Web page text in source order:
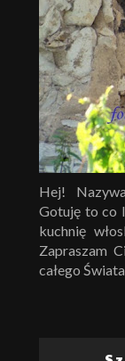
Hej!
Gotuję to co
kuchnię
Zapraszam
całego Świata.